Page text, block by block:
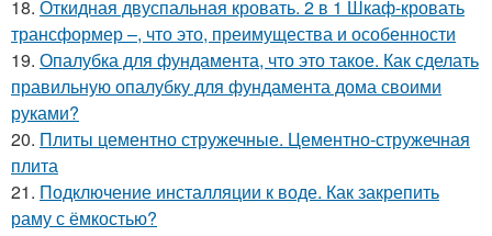
18. Откидная двуспальная кровать. 2 в 1 Шкаф-кровать
трансформер –, что это, преимущества и особенности
19. Опалубка для фундамента, что это такое. Как сделать
правильную опалубку для фундамента дома своими
руками?
20. Плиты цементно стружечные. Цементно-стружечная
плита
21. Подключение инсталляции к воде. Как закрепить
раму с ёмкостью?